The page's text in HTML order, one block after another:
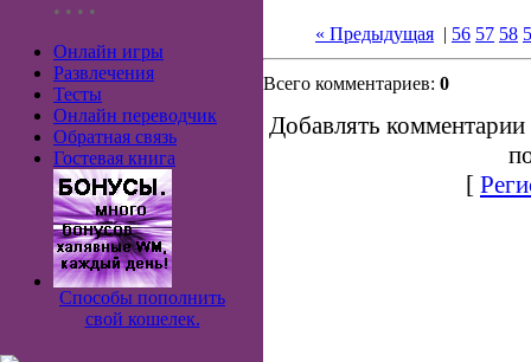
• • • •
Онлайн игры
Развлечения
Тесты
Онлайн переводчик
Обратная связь
Гостевая книга
Способы пополнить
свой кошелек.
« Предыдущая | 56 57 58
Всего комментариев: 0
Добавлять комментарии
[